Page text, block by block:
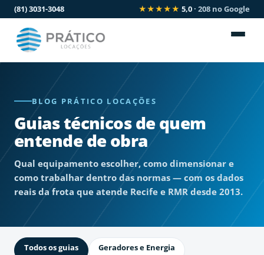
(81) 3031-3048 ★★★★★ 5,0· 208 no Google
BLOG PRÁTICO LOCAÇÕES
Guias técnicos de quem
entende de obra
Qual equipamento escolher, como dimensionar e
como trabalhar dentro das normas — com os dados
reais da frota que atende Recife e RMR desde 2013.
Todos os guias Geradores e Energia